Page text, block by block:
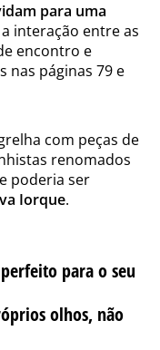
para uma
interação entre as
encontro e
nas páginas 79 e
com peças de
renomados
poderia ser
Iorque.
para o seu
olhos, não